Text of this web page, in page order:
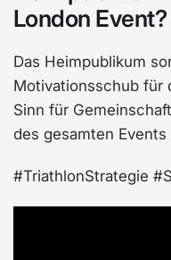
London Event?
Das Heimpublikum
Motivationsschub für
Sinn für
des gesamten Events
#TriathlonStrategie